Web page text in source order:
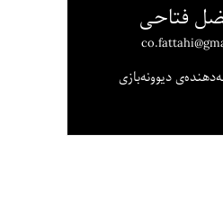
فتاحی
دیوونه‌بازی